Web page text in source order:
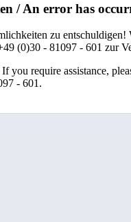
/ An error has
zu
(0)30 - 81097 - 601 zur
you require assistance,
- 601.